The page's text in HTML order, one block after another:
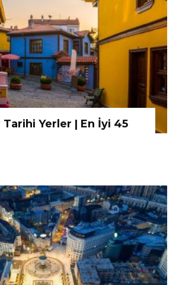
Tarihi Yerler | En İyi 45